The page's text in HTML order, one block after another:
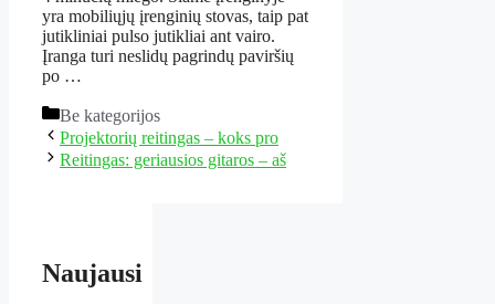
yra mobiliųjų įrenginių stovas, taip pat
jutikliniai pulso jutikliai ant vairo.
Įranga turi neslidų pagrindų paviršių
po …
Kategorijos
Be kategorijos
Projektorių reitingas – koks pro
Reitingas: geriausios gitaros – aš
Naujausi